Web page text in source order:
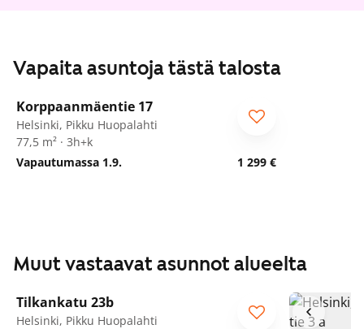
Vapaita asuntoja tästä talosta
/5
Korppaanmäentie 17
Helsinki, Pikku Huopalahti
77,5 m² · 3h+k
Vapautumassa 1.9.
1 299 €
Muut vastaavat asunnot alueelta
ARA
Tilkankatu 23b
Helsinki, Pikku Huopalahti